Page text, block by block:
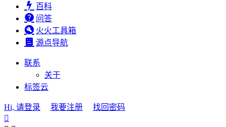
百科
问答
火火工具箱
源点导航
联系
关于
标签云
Hi, 请登录 我要注册
找回密码
